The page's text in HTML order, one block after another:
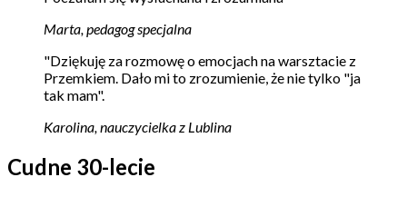
Marta, pedagog specjalna
"Dziękuję za rozmowę o emocjach na warsztacie z
Przemkiem. Dało mi to zrozumienie, że nie tylko "ja
tak mam".
Karolina, nauczycielka z Lublina
Cudne 30-lecie